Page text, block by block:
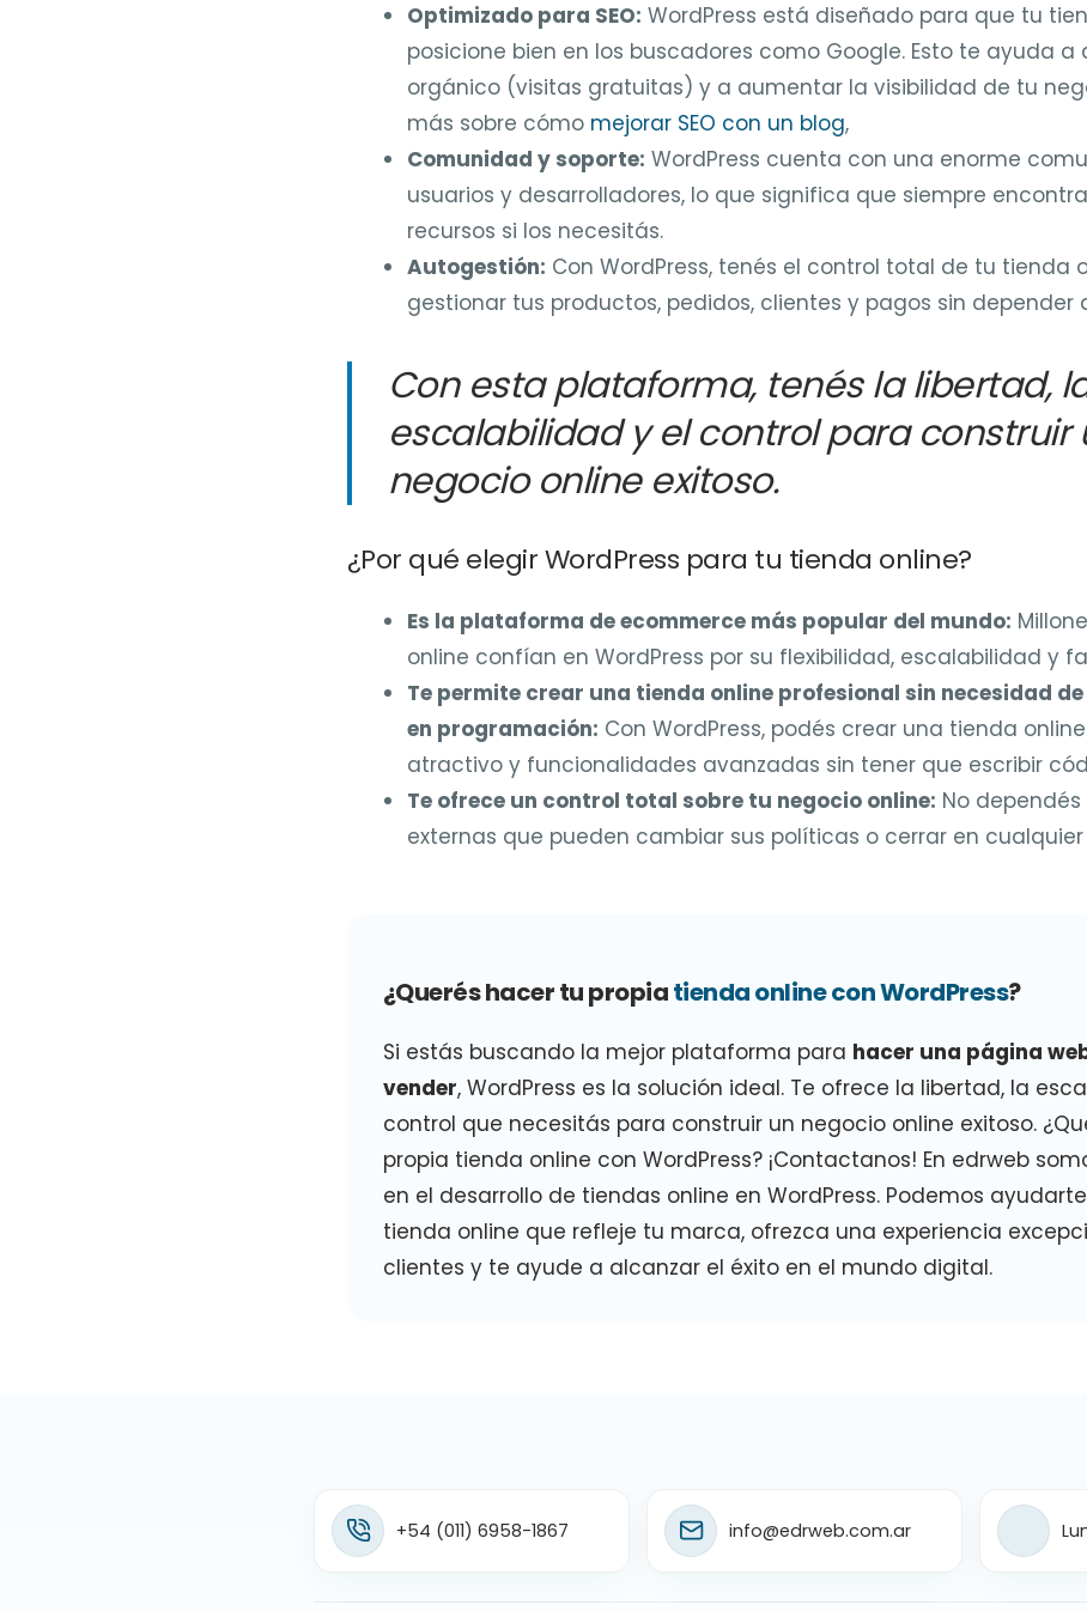
Optimizado para SEO: WordPress está diseñado para que tu
posicione bien en los buscadores como Google. Esto te ayuda
orgánico (visitas gratuitas) y a aumentar la visibilidad de tu
más sobre cómo mejorar SEO con un blog,
Comunidad y soporte: WordPress cuenta con una enorme
usuarios y desarrolladores, lo que significa que siempre
recursos si los necesitás.
Autogestión: Con WordPress, tenés el control total de tu tienda
gestionar tus productos, pedidos, clientes y pagos sin depender
Con esta plataforma, tenés la libertad,
escalabilidad y el control para construir
negocio online exitoso.
¿Por qué elegir WordPress para tu tienda online?
Es la plataforma de ecommerce más popular del mundo:
online confían en WordPress por su flexibilidad, escalabilidad y
Te permite crear una tienda online profesional sin necesidad
en programación: Con WordPress, podés crear una tienda
atractivo y funcionalidades avanzadas sin tener que escribir
Te ofrece un control total sobre tu negocio online: No
externas que pueden cambiar sus políticas o cerrar en
¿Querés hacer tu propiatienda online con WordPress?
Si estás buscando la mejor plataforma para hacer una página
vender, WordPress es la solución ideal. Te ofrece la libertad, la
control que necesitás para construir un negocio online exitoso.
propia tienda online con WordPress? ¡Contactanos! En edrweb
en el desarrollo de tiendas online en WordPress. Podemos
tienda online que refleje tu marca, ofrezca una experiencia
clientes y te ayude a alcanzar el éxito en el mundo digital.
+54 (011) 6958-1867 info@edrweb.com.ar